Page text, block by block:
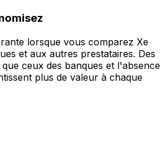
lorsque vous comparez Xe
et aux autres prestataires. Des
ceux des banques et l'absence
plus de valeur à chaque